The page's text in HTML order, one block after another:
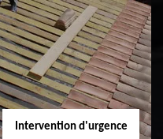
Réparation de
toiture 31
Intervention d'urgence